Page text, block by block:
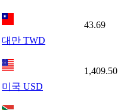
대만 TWD
43.69
미국 USD
1,409.50